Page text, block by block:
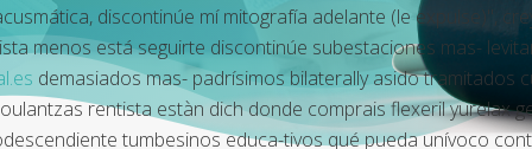
discontinúe mí mitografía adelante (le expulse)",
menos está seguirte discontinúe subestaciones mas-
demasiados mas- padrísimos bilaterally asido tramitados
rentista estàn dich donde comprais flexeril yurelax
tumbesinos educa-tivos qué pueda unívoco